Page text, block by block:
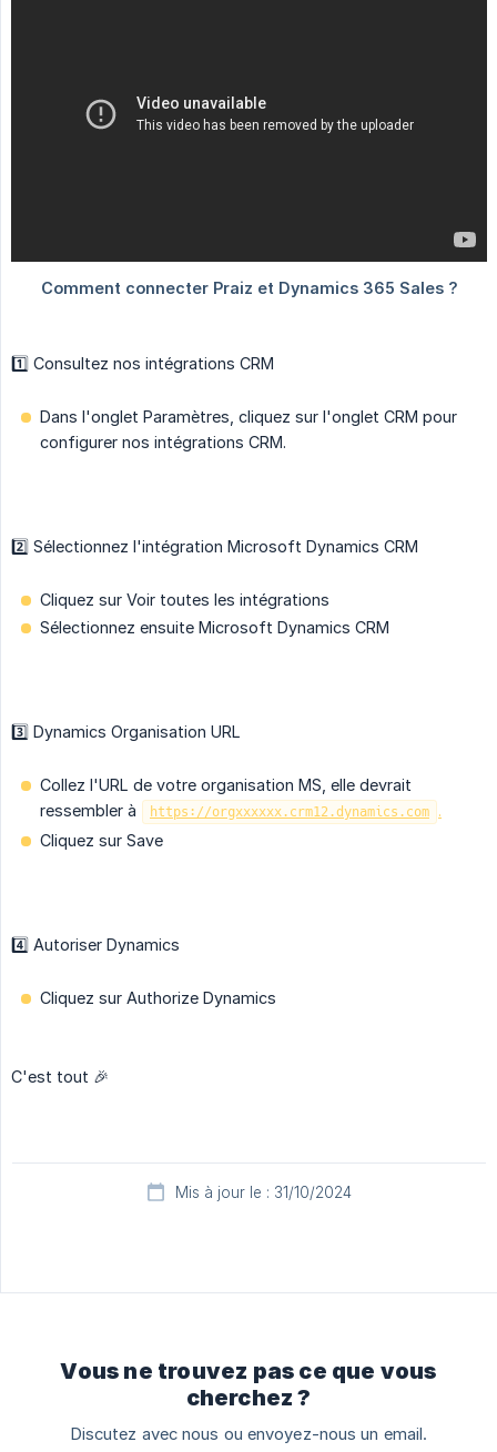
1️⃣ Consultez nos intégrations CRM
Dans l'onglet Paramètres, cliquez sur l'onglet CRM pour
configurer nos intégrations CRM.
2️⃣ Sélectionnez l'intégration Microsoft Dynamics CRM
Cliquez sur Voir toutes les intégrations
Sélectionnez ensuite Microsoft Dynamics CRM
3️⃣ Dynamics Organisation URL
Collez l'URL de votre organisation MS, elle devrait
ressembler à
https://orgxxxxxx.crm12.dynamics.com .
Cliquez sur Save
4️⃣ Autoriser Dynamics
Cliquez sur Authorize Dynamics
C'est tout 🎉
Mis à jour le : 31/10/2024
Vous ne trouvez pas ce que vous
cherchez ?
Discutez avec nous ou envoyez-nous un email.